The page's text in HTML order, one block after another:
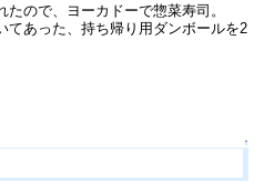
たので、ヨーカドーで惣菜寿司。
てあった、持ち帰り用ダンボールを2
↑